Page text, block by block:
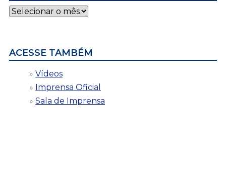
Notícias
por
ACESSE TAMBÉM
Vídeos
Imprensa Oficial
Sala de Imprensa